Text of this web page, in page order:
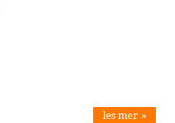
les mer »